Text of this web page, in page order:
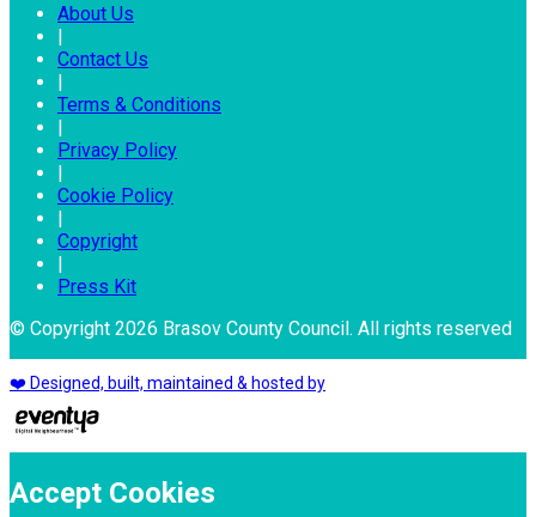
About Us
|
Contact Us
|
Terms & Conditions
|
Privacy Policy
|
Cookie Policy
|
Copyright
|
Press Kit
© Copyright 2026 Brasov County Council. All rights reserved
❤️ Designed, built, maintained & hosted by
Accept Cookies